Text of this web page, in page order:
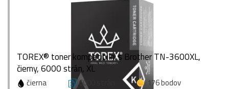
TOREX® toner kompatibilní s Brother TN-3600XL,
čierny, 6000 strán, XL
čierna 6000 strán
176 bodov